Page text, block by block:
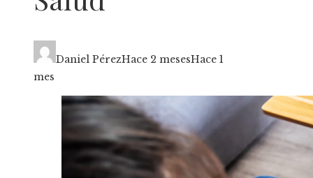
Daniel PérezHace 2 mesesHace 1
mes